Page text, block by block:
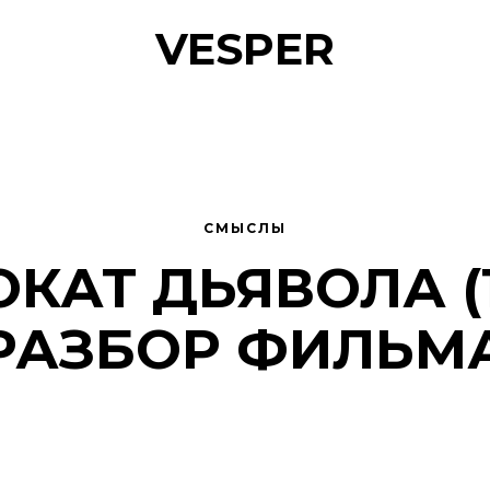
VESPER
СМЫСЛЫ
ДЬЯВОЛА